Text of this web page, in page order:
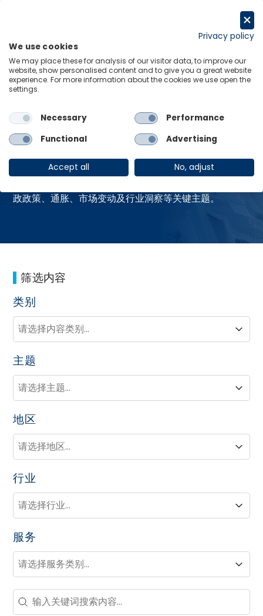
Menu Links
Home 资源中心
资源中心
政政策、通胀、市场变动及行业洞察等关键主题。
筛选内容
类别
类别
类别
类别
主题
主题
主题
主题
地区
地区
地区
地区
行业
行业
行业
行业
服务
服务
服务
服务
Search - Resource Hub
Search content
Privacy policy
We use cookies
We may place these for analysis of our visitor data, to improve our
website, show personalised content and to give you a great website
experience. For more information about the cookies we use open the
settings.
Necessary
Performance
Functional
Advertising
Accept all No, adjust